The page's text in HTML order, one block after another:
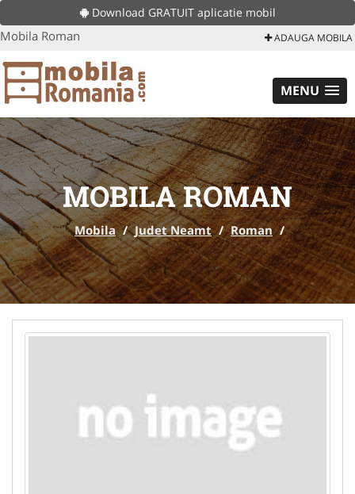
Download GRATUIT aplicatie mobil
Mobila Roman ADAUGA MOBILA
MENU
MOBILA ROMAN
Mobila / Judet Neamt / Roman /